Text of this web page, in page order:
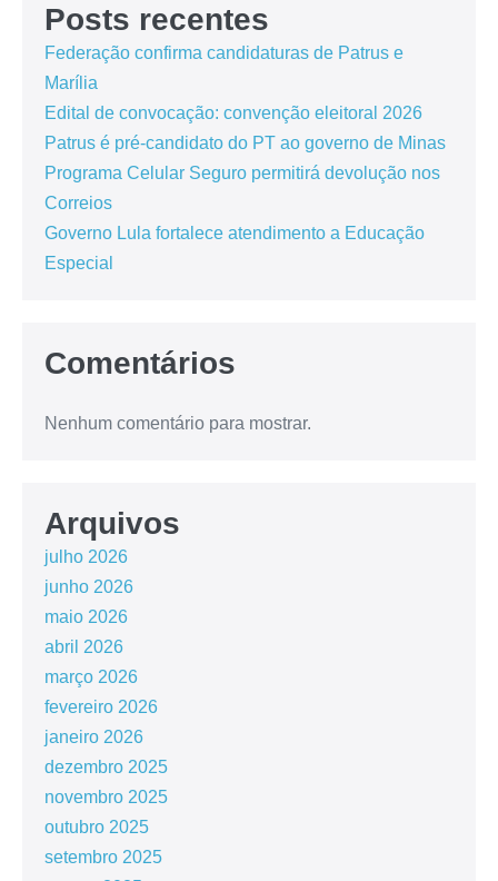
Posts recentes
Federação confirma candidaturas de Patrus e
Marília
Edital de convocação: convenção eleitoral 2026
Patrus é pré-candidato do PT ao governo de Minas
Programa Celular Seguro permitirá devolução nos
Correios
Governo Lula fortalece atendimento a Educação
Especial
Comentários
Nenhum comentário para mostrar.
Arquivos
julho 2026
junho 2026
maio 2026
abril 2026
março 2026
fevereiro 2026
janeiro 2026
dezembro 2025
novembro 2025
outubro 2025
setembro 2025